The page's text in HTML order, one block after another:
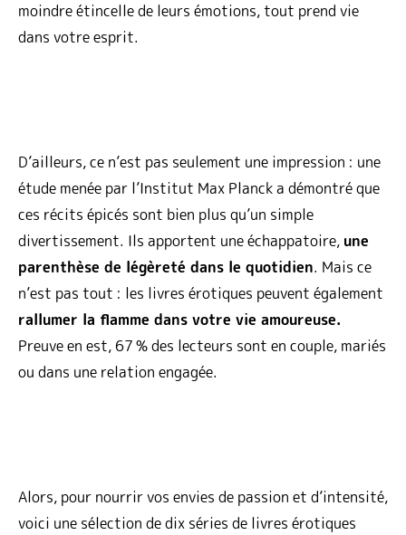
moindre étincelle de leurs émotions, tout prend vie
dans votre esprit.
D’ailleurs, ce n’est pas seulement une impression : une
étude menée par l’Institut Max Planck a démontré que
ces récits épicés sont bien plus qu’un simple
divertissement. Ils apportent une échappatoire, une
parenthèse de légèreté dans le quotidien. Mais ce
n’est pas tout : les livres érotiques peuvent également
rallumer la flamme dans votre vie amoureuse.
Preuve en est, 67 % des lecteurs sont en couple, mariés
ou dans une relation engagée.
Alors, pour nourrir vos envies de passion et d’intensité,
voici une sélection de dix séries de livres érotiques